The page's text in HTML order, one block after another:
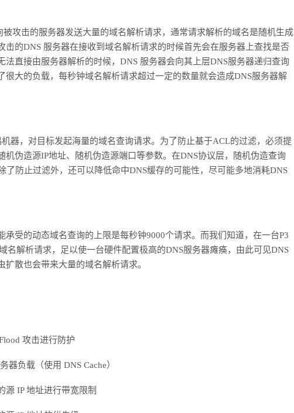
被攻击的服务器发送大量的域名解析请求，通常请求解析的域名是随机生成
击的DNS 服务器在接收到域名解析请求的时候首先会在服务器上查找是否
直接由服务器解析的时候， DNS 服务器会向其上层DNS服务器递归查询
很大的负载，每秒钟域名解析请求超过一定的数量就会造成DNS服务器解
器，对目标发起海量的域名查询请求。为了防止基于ACL的过滤，必须提
机伪造源IP地址、随机伪造源端口等参数。在DNS协议层，随机伪造查询
了防止过滤外，还可以降低命中DNS缓存的可能性，尽可能多地消耗DNS
承受的动态域名查询的上限是每秒钟9000个请求。而我们知道，在一台P3
名解析请求，足以使一台硬件配置极高的DNS服务器瘫痪，由此可见DNS
散也会带来大量的域名解析请求。
攻击进行防护
器负载（使用 DNS Cache）
源 IP地址进行带宽限制